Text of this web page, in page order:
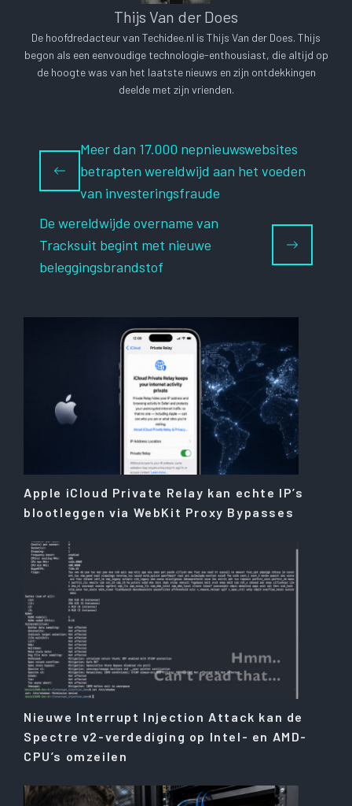
Thijs Van der Does
De hoofdredacteur van Techidee.nl is Thijs Van der Does. Thijs
begon als een eenvoudige technologie-enthousiast, die altijd op
de hoogte was van het laatste nieuws en zijn ontdekkingen
deelde met zijn vrienden.
Meer dan 17.000 nepnieuwswebsites
betrapten wereldwijd aan het voeden
van investeringsfraude
De wereldwijde overname van
Tracksuit begint met nieuwe
beleggingsbrandstof
Apple iCloud Private Relay kan echte IP’s
blootleggen via WebKit Proxy Bypasses
Nieuwe Interrupt Injection Attack kan de
Spectre v2-verdediging op Intel- en AMD-
CPU’s omzeilen